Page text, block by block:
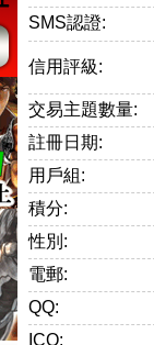
SMS認證:
信用評級:
交易主題數量:
註冊日期:
用戶組:
積分:
性別:
電郵:
QQ:
ICQ: